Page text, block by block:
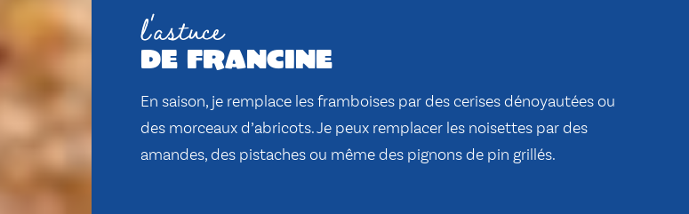
l'astuce
de francine
En saison, je remplace les framboises par des cerises dénoyautées ou
des morceaux d’abricots. Je peux remplacer les noisettes par des
amandes, des pistaches ou même des pignons de pin grillés.